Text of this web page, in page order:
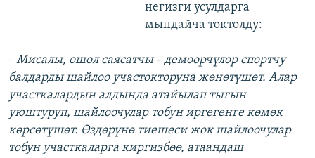
негизги усулдарга
мындайча токтолду:
- Мисалы, ошол саясатчы - демөөрчүлөр спортчу
балдарды шайлоо участокторуна жөнөтүшөт. Алар
участкалардын алдында атайылап тыгын
уюштуруп, шайлоочулар тобун иргегенге көмөк
көрсөтүшөт. Өздөрүнө тиешеси жок шайлоочулар
тобун участкаларга киргизбөө, атаандаш